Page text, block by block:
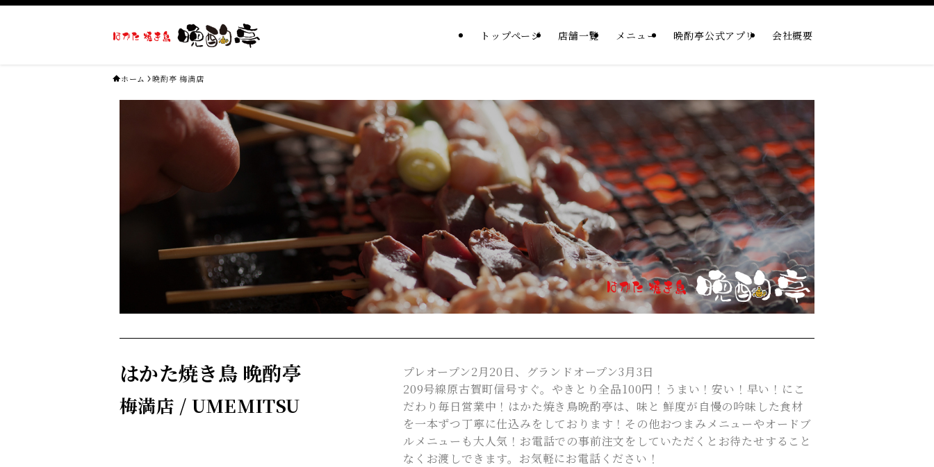
トップページ 店舗一覧 メニュー 晩酌亭公式アプリ 会社概要
ホーム 晩酌亭 梅満店
はかた焼き鳥 晩酌亭
梅満店 / UMEMITSU
プレオープン2月20日、グランドオープン3月3日
209号線原古賀町信号すぐ。やきとり全品100円！うまい！安い！早い！にこ
だわり毎日営業中！はかた焼き鳥晩酌亭は、味と 鮮度が自慢の吟味した食材
を一本ずつ丁寧に仕込みをしております！その他おつまみメニューやオードブ
ルメニューも大人気！お電話での事前注文をしていただくとお待たせすること
なくお渡しできます。お気軽にお電話ください！